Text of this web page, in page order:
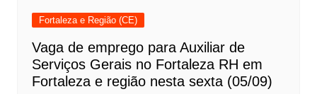
Fortaleza e Região (CE)
Vaga de emprego para Auxiliar de
Serviços Gerais no Fortaleza RH em
Fortaleza e região nesta sexta (05/09)